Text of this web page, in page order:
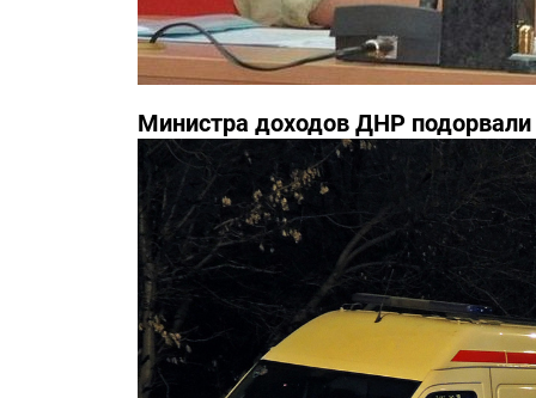
Министра доходов ДНР
известны